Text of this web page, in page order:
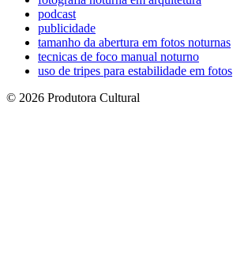
podcast
publicidade
tamanho da abertura em fotos noturnas
tecnicas de foco manual noturno
uso de tripes para estabilidade em fotos
© 2026 Produtora Cultural